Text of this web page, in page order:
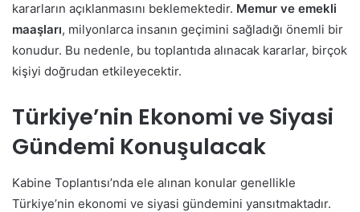
kararların açıklanmasını beklemektedir. Memur ve emekli
maaşları, milyonlarca insanın geçimini sağladığı önemli bir
konudur. Bu nedenle, bu toplantıda alınacak kararlar, birçok
kişiyi doğrudan etkileyecektir.
Türkiye’nin Ekonomi ve Siyasi
Gündemi Konuşulacak
Kabine Toplantısı’nda ele alınan konular genellikle
Türkiye’nin ekonomi ve siyasi gündemini yansıtmaktadır.